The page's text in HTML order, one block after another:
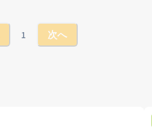
とかはいいのでしょうか?
のかすごく疑問に思ってしまいま
の、プール前に塩素を入れたタライ
る…などの必要のない事はやらなく
1 次へ